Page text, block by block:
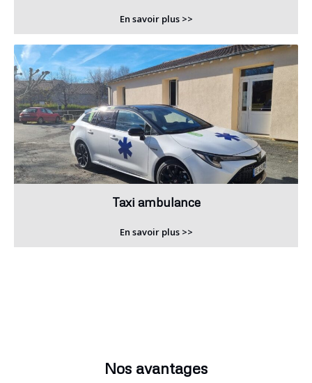
En savoir plus >>
Taxi ambulance
En savoir plus >>
Nos avantages